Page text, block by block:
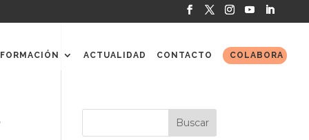
FORMACIÓN ACTUALIDAD CONTACTO COLABORA